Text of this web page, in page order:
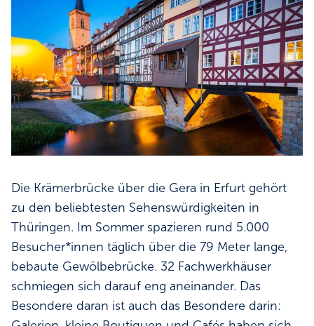
Die Krämerbrücke über die Gera in Erfurt gehört
zu den beliebtesten Sehenswürdigkeiten in
Thüringen. Im Sommer spazieren rund 5.000
Besucher*innen täglich über die 79 Meter lange,
bebaute Gewölbebrücke. 32 Fachwerkhäuser
schmiegen sich darauf eng aneinander. Das
Besondere daran ist auch das Besondere darin: